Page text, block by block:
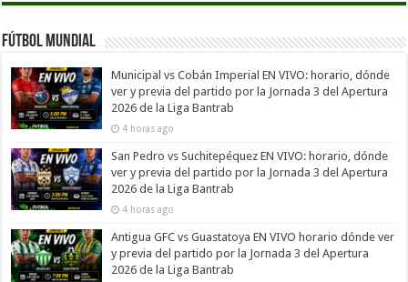
Fútbol Mundial
Municipal vs Cobán Imperial EN VIVO: horario, dónde
ver y previa del partido por la Jornada 3 del Apertura
2026 de la Liga Bantrab
4 horas ago
San Pedro vs Suchitepéquez EN VIVO: horario, dónde
ver y previa del partido por la Jornada 3 del Apertura
2026 de la Liga Bantrab
4 horas ago
Antigua GFC vs Guastatoya EN VIVO horario dónde ver
y previa del partido por la Jornada 3 del Apertura
2026 de la Liga Bantrab